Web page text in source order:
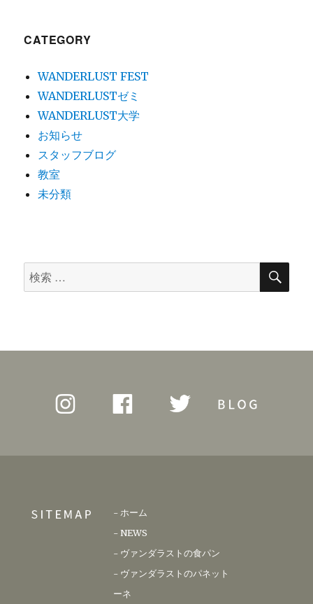
CATEGORY
WANDERLUST FEST
WANDERLUSTゼミ
WANDERLUST大学
お知らせ
スタッフブログ
教室
未分類
検
索
検
- ホーム
-NEWS
- ヴァンダラストの食パン
- ヴァンダラストのパネット
ーネ